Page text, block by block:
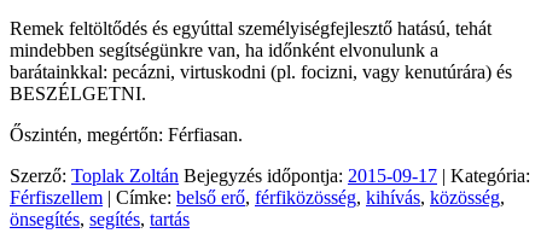
Remek feltöltődés és egyúttal személyiségfejlesztő hatású, tehát
mindebben segítségünkre van, ha időnként elvonulunk a
barátainkkal: pecázni, virtuskodni (pl. focizni, vagy kenutúrára) és
BESZÉLGETNI.
Őszintén, megértőn: Férfiasan.
Szerző: Toplak Zoltán Bejegyzés időpontja: 2015-09-17 | Kategória:
Férfiszellem | Címke: belső erő, férfiközösség, kihívás, közösség,
önsegítés, segítés, tartás